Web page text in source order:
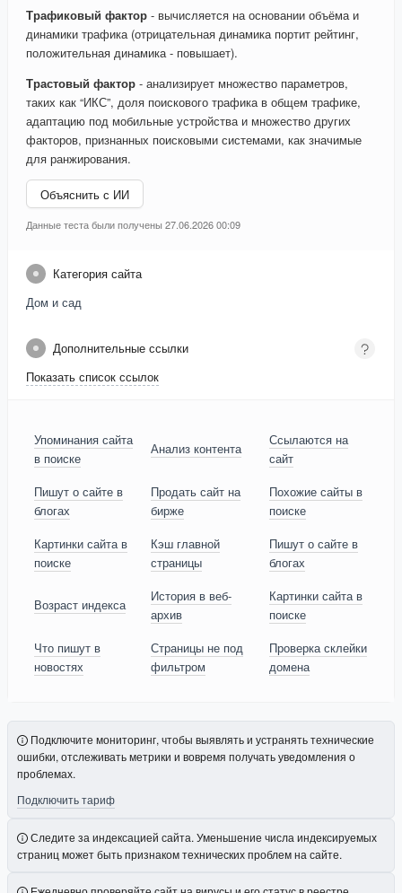
Трафиковый фактор - вычисляется на основании объёма и
динамики трафика (отрицательная динамика портит рейтинг,
положительная динамика - повышает).
Трастовый фактор - анализирует множество параметров,
таких как “ИКС”, доля поискового трафика в общем трафике,
адаптацию под мобильные устройства и множество других
факторов, признанных поисковыми системами, как значимые
для ранжирования.
Объяснить с ИИ
Данные теста были получены 27.06.2026 00:09
Категория сайта
Дом и сад
Дополнительные ссылки
Показать список ссылок
Упоминания сайта
в поиске
Анализ контента
Ссылаются на
сайт
Пишут о сайте в
блогах
Продать сайт на
бирже
Похожие сайты в
поиске
Картинки сайта в
поиске
Кэш главной
страницы
Пишут о сайте в
блогах
Возраст индекса
История в веб-
архив
Картинки сайта в
поиске
Что пишут в
новостях
Страницы не под
фильтром
Проверка склейки
домена
Подключите мониторинг, чтобы выявлять и устранять технические
ошибки, отслеживать метрики и вовремя получать уведомления о
проблемах.
Подключить тариф
Следите за индексацией сайта. Уменьшение числа индексируемых
страниц может быть признаком технических проблем на сайте.